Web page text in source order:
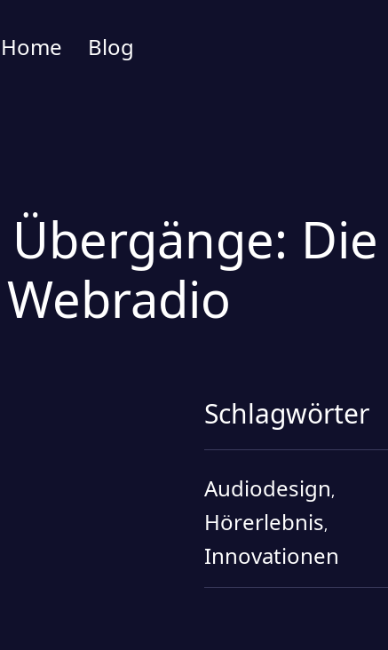
Home Blog
Die
Schlagwörter
Audiodesign,
Hörerlebnis,
Innovationen